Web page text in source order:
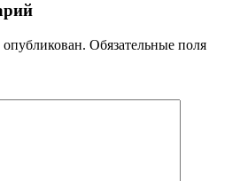
Обязательные поля